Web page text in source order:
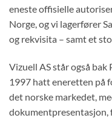
eneste offisielle
Norge, og vi lagerfører
og rekvisita – samt et
Vizuell AS står også bak
1997 hatt eneretten på
det norske markedet,
dokumentpresentasjon,